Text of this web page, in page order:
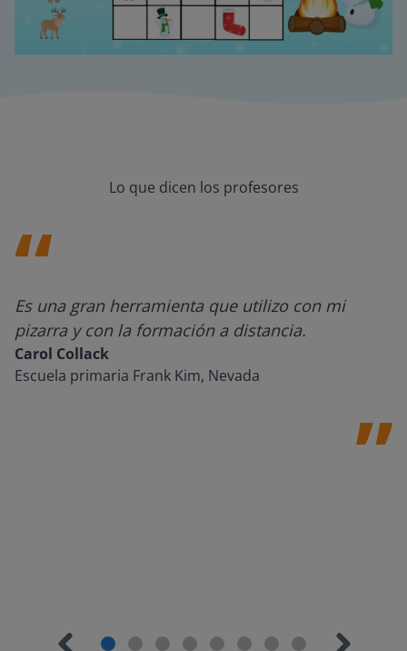
Lo que dicen los profesores
Es una gran herramienta que utilizo con mi
pizarra y con la formación a distancia.
Carol Collack
Escuela primaria Frank Kim, Nevada